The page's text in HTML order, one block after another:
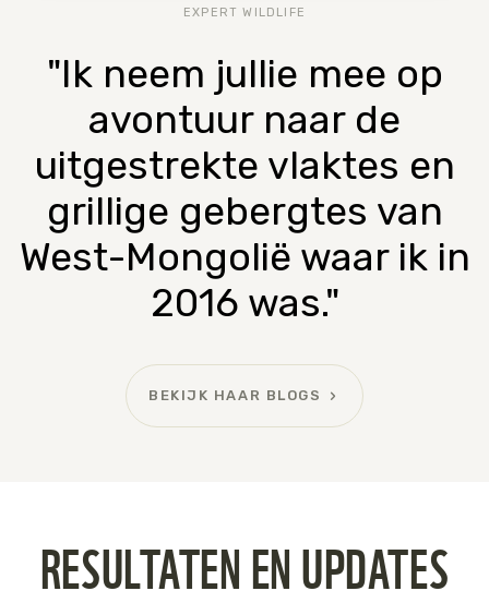
EXPERT WILDLIFE
"Ik neem jullie mee op
avontuur naar de
uitgestrekte vlaktes en
grillige gebergtes van
West-Mongolië waar ik in
2016 was."
BEKIJK HAAR BLOGS
RESULTATEN EN UPDATES